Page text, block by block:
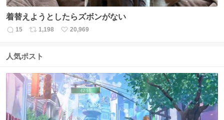
着替えようとしたらズボンがない
返
数
15
リ
ス
数
1,198
い
20,969
人気ポスト